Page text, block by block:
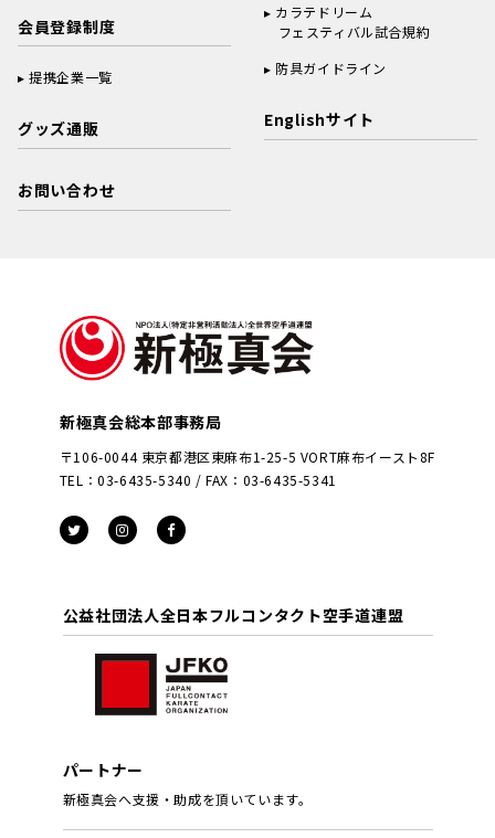
会員登録制度
提携企業一覧
グッズ通販
お問い合わせ
カラテドリーム
フェスティバル試合規約
防具ガイドライン
Englishサイト
新極真会総本部事務局
〒106-0044 東京都港区東麻布1-25-5 VORT麻布イースト8F
TEL：03-6435-5340 / FAX：03-6435-5341
公益社団法人全日本フルコンタクト空手道連盟
パートナー
新極真会へ支援・助成を頂いています。